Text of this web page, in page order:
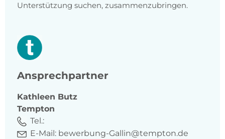
Unterstützung suchen, zusammenzubringen.
Ansprechpartner
Kathleen Butz
Tempton
Tel.:
E-Mail: bewerbung-Gallin@tempton.de